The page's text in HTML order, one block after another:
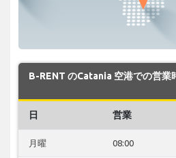
B-RENT のCatania 空港での営業
日 営業
月曜 08:00